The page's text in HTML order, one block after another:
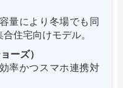
量により冬場でも同
住宅向けモデル。
ーズ）
率かつスマホ連携対